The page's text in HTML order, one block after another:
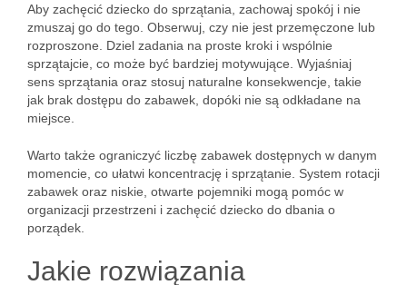
Aby zachęcić dziecko do sprzątania, zachowaj spokój i nie
zmuszaj go do tego. Obserwuj, czy nie jest przemęczone lub
rozproszone. Dziel zadania na proste kroki i wspólnie
sprzątajcie, co może być bardziej motywujące. Wyjaśniaj
sens sprzątania oraz stosuj naturalne konsekwencje, takie
jak brak dostępu do zabawek, dopóki nie są odkładane na
miejsce.
Warto także ograniczyć liczbę zabawek dostępnych w danym
momencie, co ułatwi koncentrację i sprzątanie. System rotacji
zabawek oraz niskie, otwarte pojemniki mogą pomóc w
organizacji przestrzeni i zachęcić dziecko do dbania o
porządek.
Jakie rozwiązania